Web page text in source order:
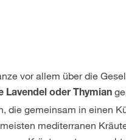
vor allem über die
Lavendel oder Thymian
die gemeinsam in einen
mediterranen